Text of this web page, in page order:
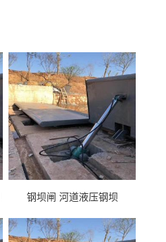
钢坝闸 河道液压钢坝